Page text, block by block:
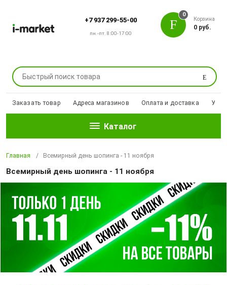
+7 937 299-55-00
пн.-пт. 8:00-17:00
Поиск
0
Корзина
0 руб.
Заказать товар Адреса магазинов Оплата и доставка
Каталог
Главная Всемирный день шопинга - 11 ноября
Всемирный день шопинга - 11 ноября